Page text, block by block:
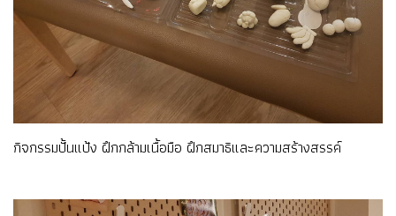
กิจกรรมปั้นแป้ง ฝึกกล้ามเนื้อมือ ฝึกสมาธิและความสร้างสรรค์